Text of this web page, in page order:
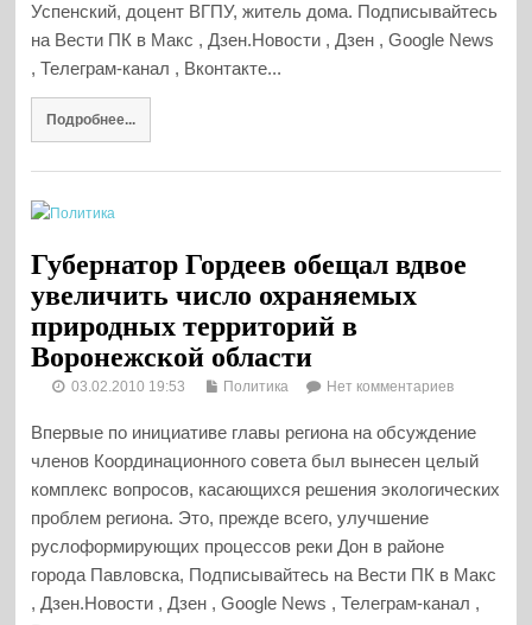
Успенский, доцент ВГПУ, житель дома. Подписывайтесь
на Вести ПК в Макс , Дзен.Новости , Дзен , Google News
, Телеграм-канал , Вконтакте...
Подробнее...
Губернатор Гордеев обещал вдвое
увеличить число охраняемых
природных территорий в
Воронежской области
03.02.2010 19:53 Политика Нет комментариев
Впервые по инициативе главы региона на обсуждение
членов Координационного совета был вынесен целый
комплекс вопросов, касающихся решения экологических
проблем региона. Это, прежде всего, улучшение
руслоформирующих процессов реки Дон в районе
города Павловска, Подписывайтесь на Вести ПК в Макс
, Дзен.Новости , Дзен , Google News , Телеграм-канал ,